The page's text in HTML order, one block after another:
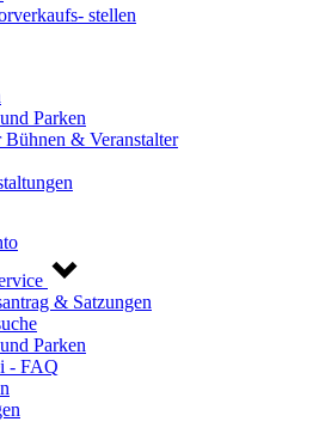
stellen
Parken
& Veranstalter
& Satzungen
Parken
- FAQ